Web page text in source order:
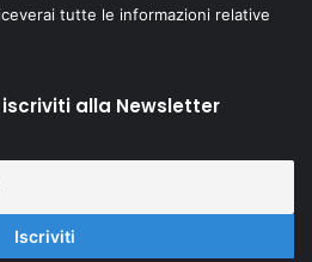
tutte le informazioni relative
alla Newsletter